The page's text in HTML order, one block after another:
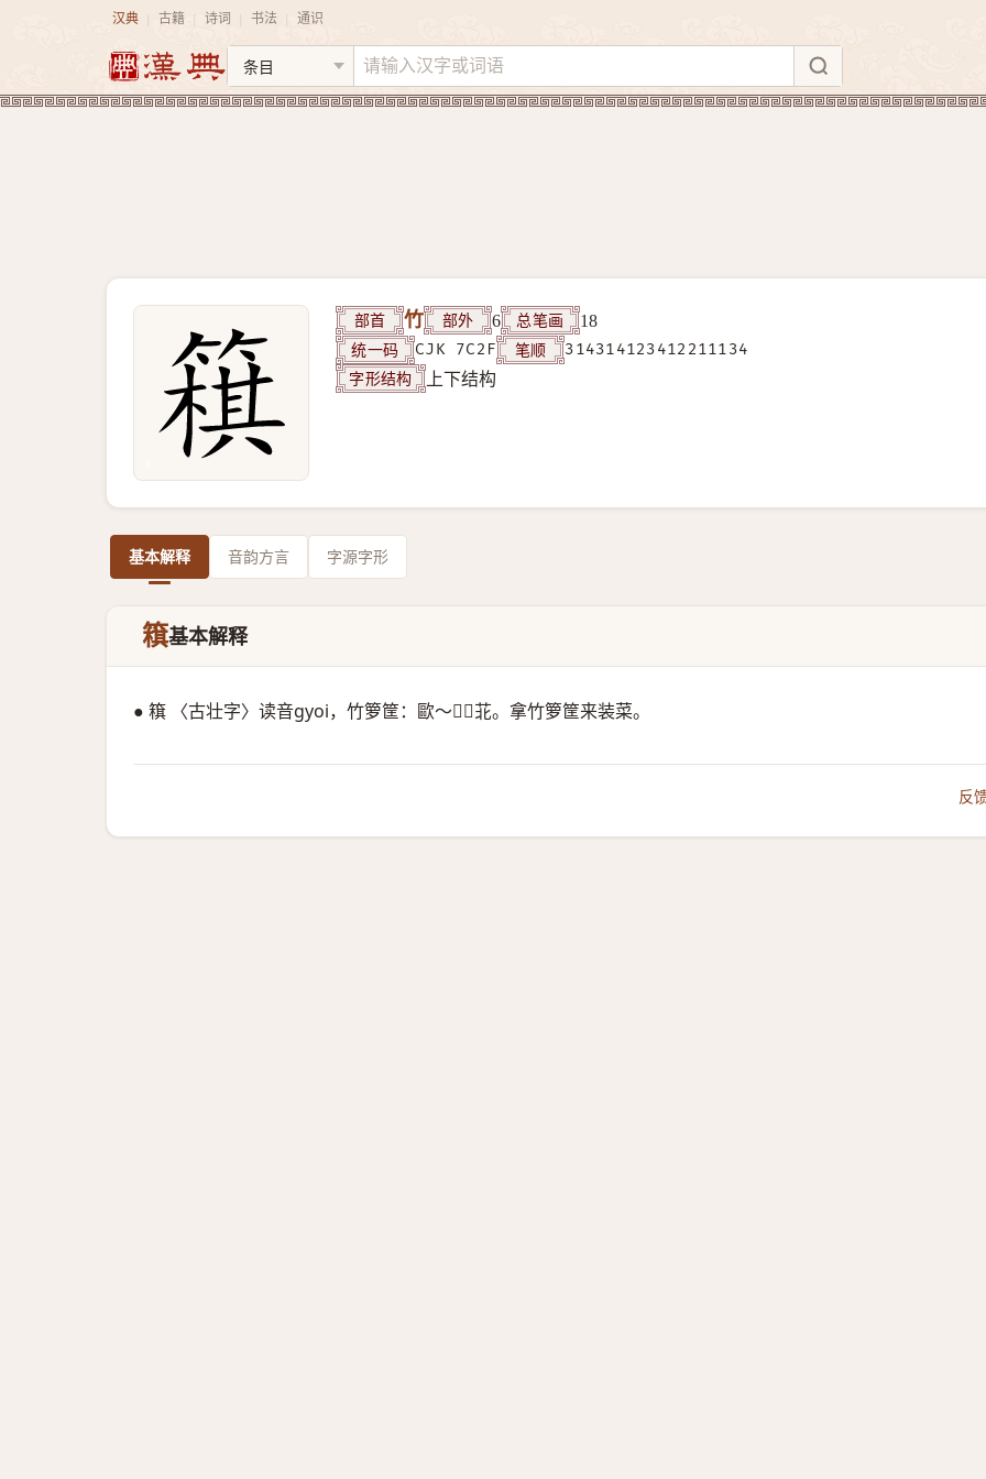
汉典 古籍 诗词 书法 通识
部首 竹 部外 6 总笔画 18
统一码 CJK 7C2F 笔顺 314314123412211134
字形结构 上下结构
基本解释 音韵方言 字源字形
簯基本解释
● 簯 〈古壮字〉读音gyoi，竹箩筐：歐～𬻢𭠸苝。拿竹箩筐来装菜。
反